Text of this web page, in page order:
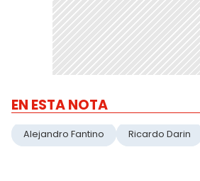
EN ESTA NOTA
Alejandro Fantino Ricardo Darin